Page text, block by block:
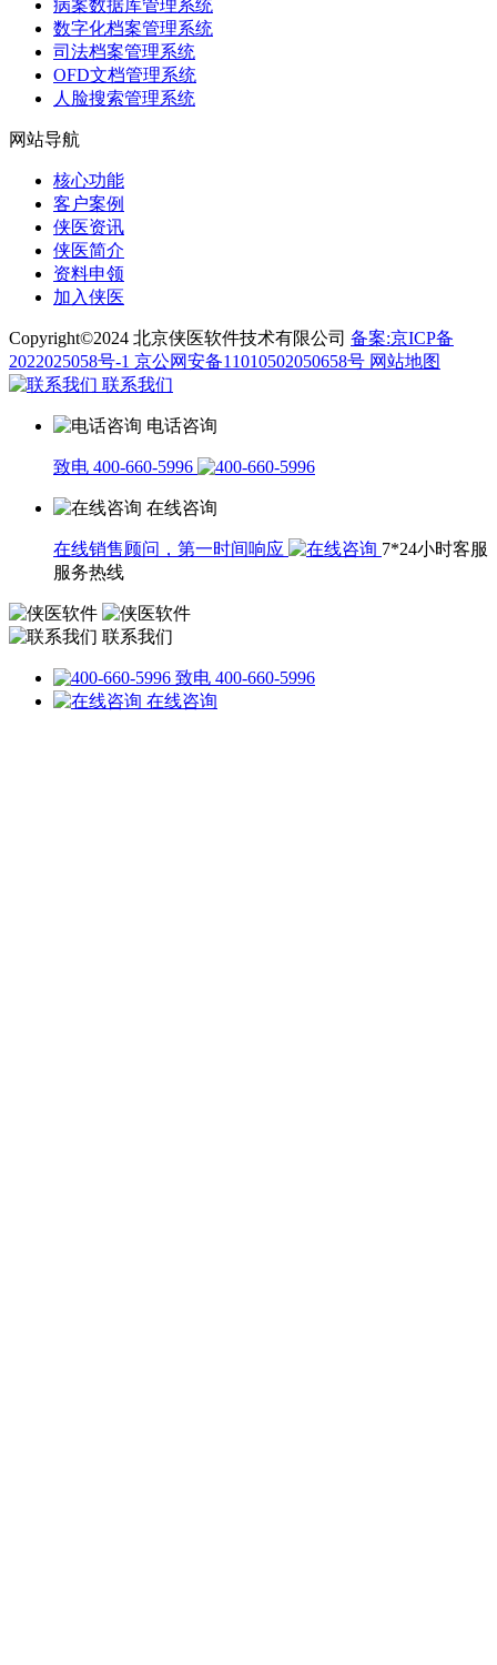
病案数据库管理系统
数字化档案管理系统
司法档案管理系统
OFD文档管理系统
人脸搜索管理系统
网站导航
核心功能
客户案例
侠医资讯
侠医简介
资料申领
加入侠医
Copyright©2024 北京侠医软件技术有限公司 备案:京ICP备
2022025058号-1 京公网安备11010502050658号 网站地图
联系我们
电话咨询
致电 400-660-5996
在线咨询
在线销售顾问，第一时间响应
7*24小时客服
服务热线
联系我们
致电 400-660-5996
在线咨询